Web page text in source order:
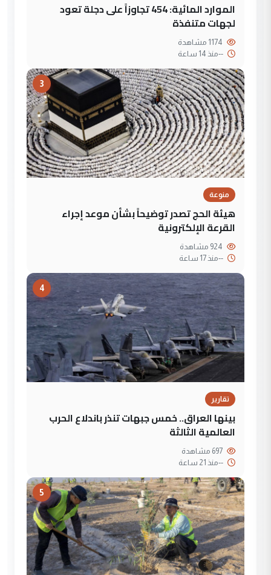
الموارد المائية: 454 تجاوزاً على دجلة تعود
لجهات متنفذة
--منذ 14 ساعة
3
منوعة
هيئة الحج تصدر توضيحاً بشأن موعد إجراء
القرعة الإلكترونية
--منذ 17 ساعة
4
تقارير
بينها العراق.. خمس جبهات تنذر باندلاع الحرب
العالمية الثالثة
--منذ 21 ساعة
5